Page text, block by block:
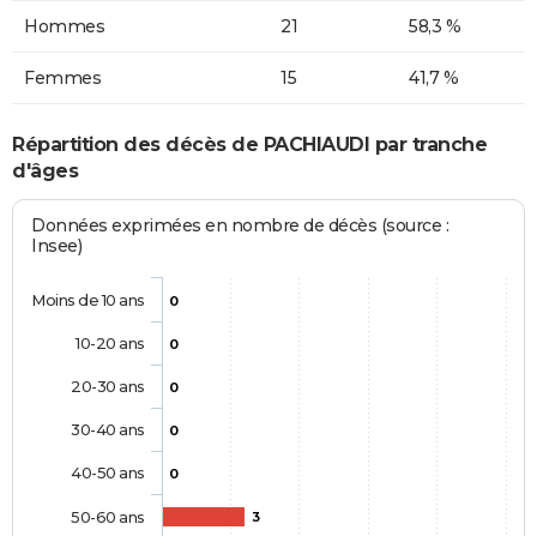
Hommes 21 58,3 %
Femmes 15 41,7 %
Répartition des décès de PACHIAUDI par tranche
d'âges
Données exprimées en nombre de décès (source :
Insee)
0
0
0
0
0
3
Moins de 10 ans
10-20 ans
20-30 ans
30-40 ans
40-50 ans
50-60 ans